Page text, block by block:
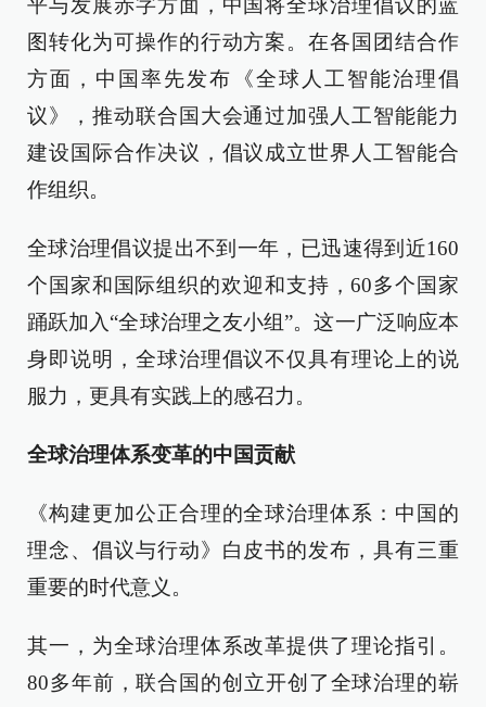
平与发展赤字方面，中国将全球治理倡议的蓝
图转化为可操作的行动方案。在各国团结合作
方面，中国率先发布《全球人工智能治理倡
议》，推动联合国大会通过加强人工智能能力
建设国际合作决议，倡议成立世界人工智能合
作组织。
全球治理倡议提出不到一年，已迅速得到近160
个国家和国际组织的欢迎和支持，60多个国家
踊跃加入“全球治理之友小组”。这一广泛响应本
身即说明，全球治理倡议不仅具有理论上的说
服力，更具有实践上的感召力。
全球治理体系变革的中国贡献
《构建更加公正合理的全球治理体系：中国的
理念、倡议与行动》白皮书的发布，具有三重
重要的时代意义。
其一，为全球治理体系改革提供了理论指引。
80多年前，联合国的创立开创了全球治理的崭